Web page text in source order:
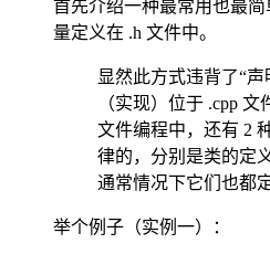
首先介绍一种最常用也最简
量定义在 .h 文件中。
显然此方式违背了“
（实现）位于 .cpp
文件编程中，还有 2
律的，分别是类的定
通常情况下它们也都
举个例子（实例一）：